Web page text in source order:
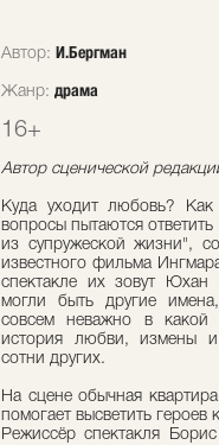
Автор: И.Бергман
Жанр: драма
16+
Автор сценической
Куда уходит любовь?
вопросы пытаются
из супружеской жизни",
известного фильма
спектакле их зовут
могли быть другие
совсем неважно в
история любви, измены
сотни других.
На сцене обычная
помогает высветить героев
Режиссёр спектакля